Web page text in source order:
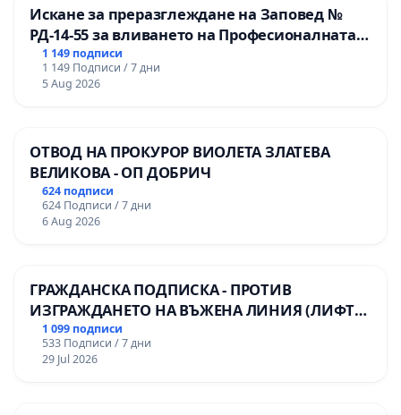
Искане за преразглеждане на Заповед №
РД-14-55 за вливането на Професионалната
гимназия по промишлени технологии в
Професионалната гимназия по икономика и
мениджмънт – гр. Пазарджик
1 149 подписи
1 149 Подписи / 7 дни
5 Aug 2026
ОТВОД НА ПРОКУРОР ВИОЛЕТА ЗЛАТЕВА
ВЕЛИКОВА - ОП ДОБРИЧ
624 подписи
624 Подписи / 7 дни
6 Aug 2026
ГРАЖДАНСКА ПОДПИСКА - ПРОТИВ
ИЗГРАЖДАНЕТО НА ВЪЖЕНА ЛИНИЯ (ЛИФТ)
НА ТЕРИТОРИЯТА НА ПРИРОДНА
ЗАБЕЛЕЖИТЕЛНОСТ „ХЪЛМ НА
ОСВОБОДИТЕЛИТЕ“ (БУНАРДЖИК)
1 099 подписи
533 Подписи / 7 дни
29 Jul 2026